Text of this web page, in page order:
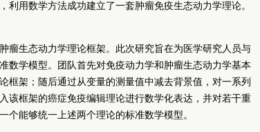
利用数学方法成功建立了一套肿瘤免疫生态动力学理论。
瘤生态动力学理论框架。此次研究旨在为医学研究人员与
数学模型。团队首先对免疫动力学和肿瘤生态动力学基本
框架；随后通过从变量的测量值中减去背景值，对一系列
该框架的癌症免疫编辑理论进行数学化表达，并对若干重
个能够统一上述两个理论的标准数学模型。